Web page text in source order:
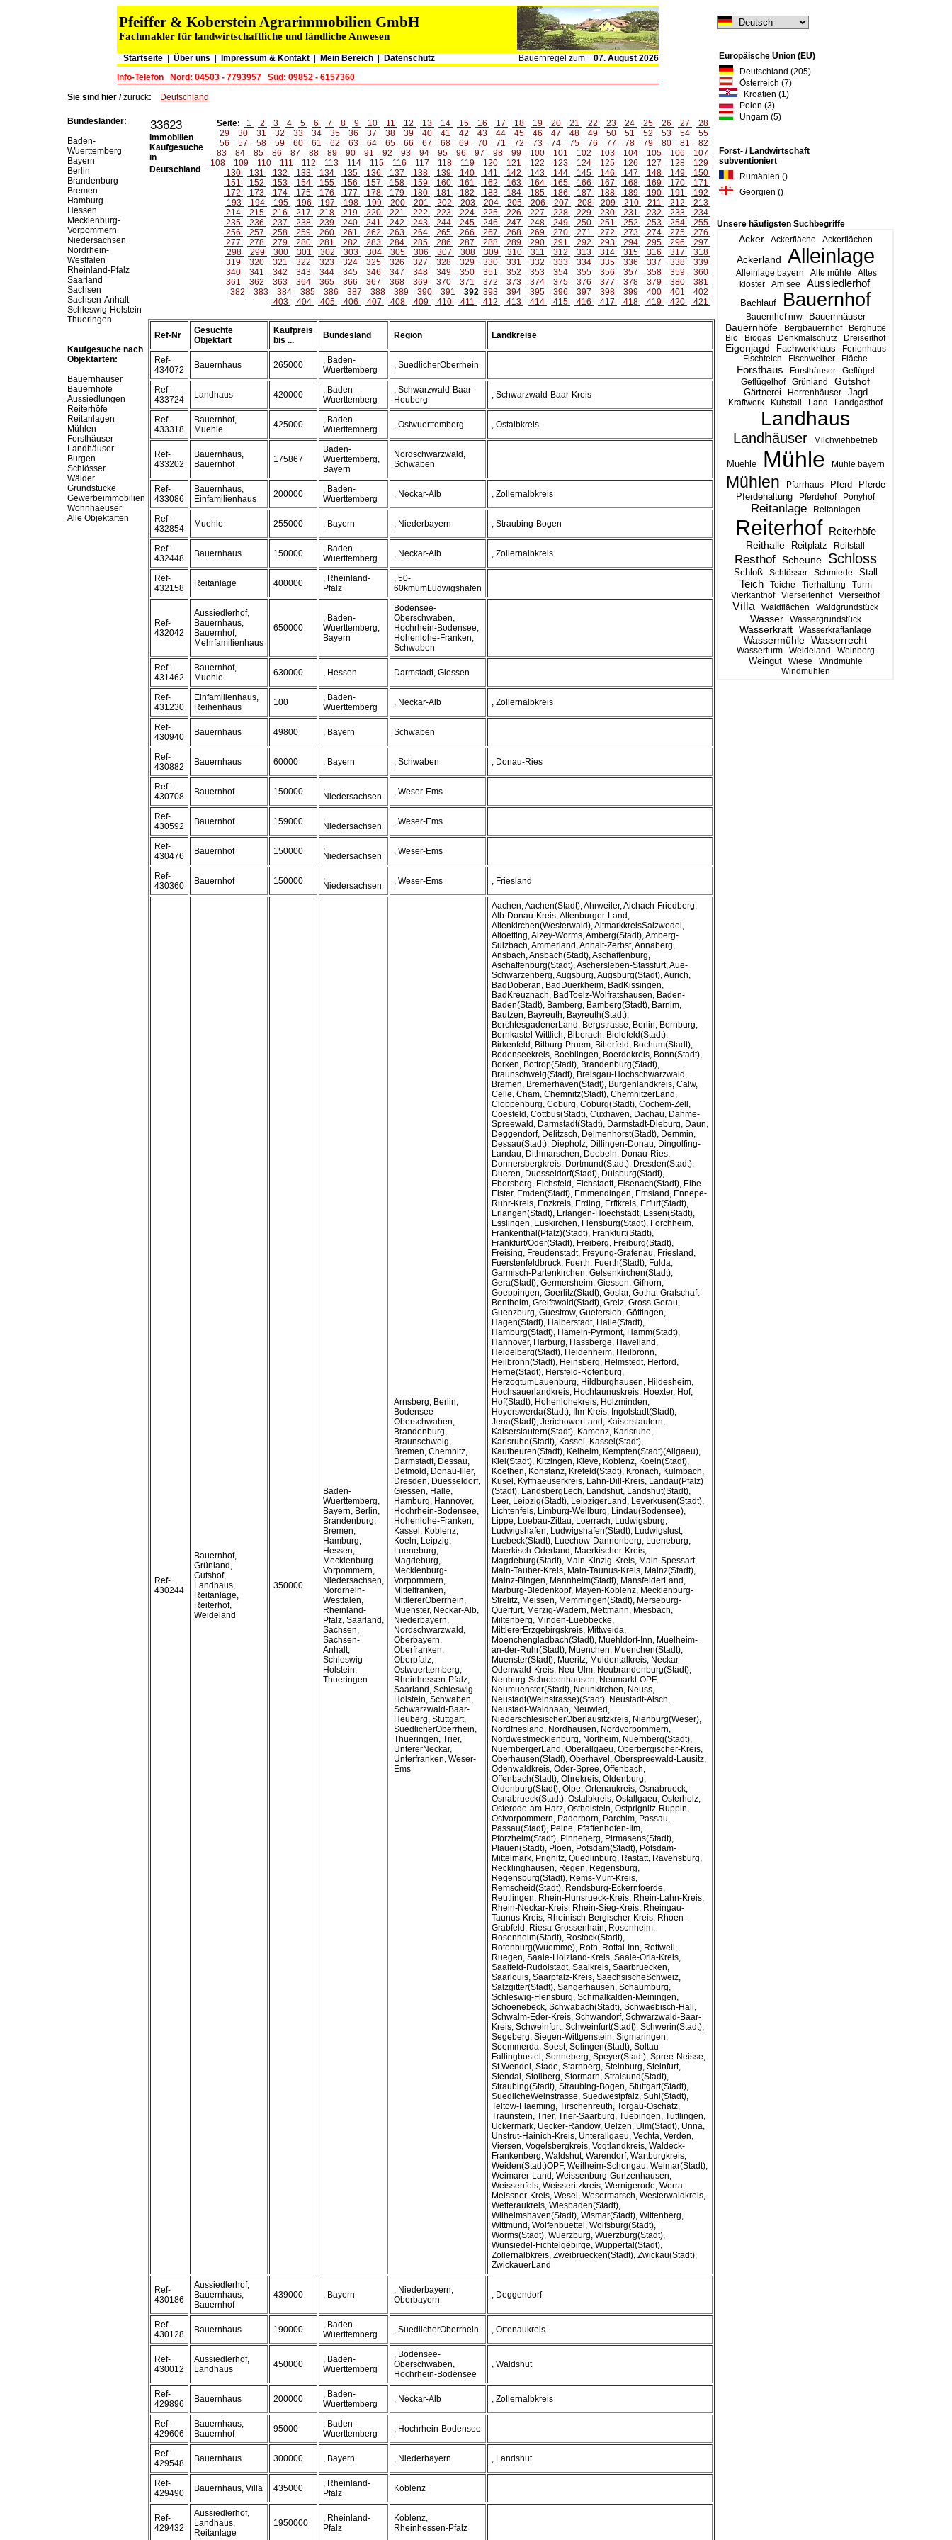
Pfeiffer & Koberstein Agrarimmobilien GmbH
Fachmakler für landwirtschaftliche und ländliche Anwesen
Startseite| Über uns Impressum & Kontakt| Mein Bereich Datenschutz Bauernregel zum
07. August 2026
Info-Telefon
Nord: 04503 - 7793957 Süd: 09852 - 6157360
Europäische Union (EU)
Deutschland (205)
Österreich (7)
Kroatien (1)
Polen (3)
Ungarn (5)
Forst- / Landwirtschaft
subventioniert
Rumänien ()
Georgien ()
Unsere häufigsten Suchbegriffe
Acker Ackerfläche Ackerflächen
Ackerland Alleinlage
Alleinlage bayern Alte mühle
Altes
kloster
Am see Aussiedlerhof
Bachlauf Bauernhof
Bauernhof nrw Bauernhäuser
Bauernhöfe Bergbauernhof
Berghütte
Bio
Biogas Denkmalschutz Dreiseithof
Eigenjagd Fachwerkhaus
Ferienhaus
Fischteich
Fischweiher Fläche
Forsthaus Forsthäuser
Geflügel
Geflügelhof
Grünland
Gutshof
Gärtnerei
Herrenhäuser Jagd
Kraftwerk Kuhstall Land Landgasthof
Landhaus
Landhäuser Milchviehbetrieb
Muehle Mühle Mühle bayern
Mühlen Pfarrhaus Pferd Pferde
Pferdehaltung Pferdehof Ponyhof
Reitanlage Reitanlagen
Reiterhof Reiterhöfe
Reithalle Reitplatz Reitstall
Resthof Scheune Schloss
Schloß Schlösser Schmiede Stall
Teich Teiche Tierhaltung
Turm
Vierkanthof
Vierseitenhof Vierseithof
Villa Waldflächen Waldgrundstück
Wasser Wassergrundstück
Wasserkraft Wasserkraftanlage
Wassermühle Wasserrecht
Wasserturm Weideland Weinberg
Weingut Wiese
Windmühle
Windmühlen
Sie sind hier /zurück: Deutschland
Bundesländer:
Baden-
Wuerttemberg
Bayern
Berlin
Brandenburg
Bremen
Hamburg
Hessen
Mecklenburg-
Vorpommern
Niedersachsen
Nordrhein-
Westfalen
Rheinland-Pfalz
Saarland
Sachsen
Sachsen-Anhalt
Schleswig-Holstein
Thueringen
Kaufgesuche nach
Objektarten:
Bauernhäuser
Bauernhöfe
Aussiedlungen
Reiterhöfe
Reitanlagen
Mühlen
Forsthäuser
Landhäuser
Burgen
Schlösser
Wälder
Grundstücke
Gewerbeimmobilien
Wohnhaeuser
Alle Objektarten
33623
Immobilien
Kaufgesuche
in
Deutschland
Seite: 1 2 3 4 5 6 7 8 9 10 11 12 13 14 15 16 17 18 19 20 21 22 23 24 25 26 27
28
29
30 31 32 33 34 35 36 37 38 39 40 41 42 43 44 45 46 47 48 49 50 51 52 53 54
55
56
57 58 59 60 61 62 63 64 65 66 67 68 69 70 71 72 73 74 75 76 77 78 79 80 81
82
83
84 85 86 87 88 89 90 91 92 93 94 95 96 97 98 99 100 101 102 103 104 105 106
107
108
109 110 111 112 113 114 115 116 117 118 119 120 121 122 123 124 125 126 127 128
129
130
131 132 133 134 135 136 137 138 139 140 141 142 143 144 145 146 147 148 149
150
151
152 153 154 155 156 157 158 159 160 161 162 163 164 165 166 167 168 169 170
171
172
173 174 175 176 177 178 179 180 181 182 183 184 185 186 187 188 189 190 191
192
193
194 195 196 197 198 199 200 201 202 203 204 205 206 207 208 209 210 211 212
213
214
215 216 217 218 219 220 221 222 223 224 225 226 227 228 229 230 231 232 233
234
235
236 237 238 239 240 241 242 243 244 245 246 247 248 249 250 251 252 253 254
255
256
257 258 259 260 261 262 263 264 265 266 267 268 269 270 271 272 273 274 275
276
277
278 279 280 281 282 283 284 285 286 287 288 289 290 291 292 293 294 295 296
297
298
299 300 301 302 303 304 305 306 307 308 309 310 311 312 313 314 315 316 317
318
319
320 321 322 323 324 325 326 327 328 329 330 331 332 333 334 335 336 337 338
339
340
341 342 343 344 345 346 347 348 349 350 351 352 353 354 355 356 357 358 359
360
361
362 363 364 365 366 367 368 369 370 371 372 373 374 375 376 377 378 379 380
381
382
383 384 385 386 387 388 389 390 391 392 393 394 395 396 397 398 399 400 401
402
403
404 405 406 407 408 409 410 411 412 413 414 415 416 417 418 419 420 421
Ref-Nr
Gesuchte
Objektart
Kaufpreis
bis ...
Bundesland Region Landkreise
Ref-
434072
Bauernhaus 265000
, Baden-
Wuerttemberg
, SuedlicherOberrhein
Ref-
433724
Landhaus 420000
, Baden-
Wuerttemberg
, Schwarzwald-Baar-
Heuberg
, Schwarzwald-Baar-Kreis
Ref-
433318
Bauernhof,
Muehle
425000
, Baden-
Wuerttemberg
, Ostwuerttemberg , Ostalbkreis
Ref-
433202
Bauernhaus,
Bauernhof
175867
Baden-
Wuerttemberg,
Bayern
Nordschwarzwald,
Schwaben
Ref-
433086
Bauernhaus,
Einfamilienhaus
200000
, Baden-
Wuerttemberg
, Neckar-Alb , Zollernalbkreis
Ref-
432854
Muehle 255000 , Bayern , Niederbayern , Straubing-Bogen
Ref-
432448
Bauernhaus 150000
, Baden-
Wuerttemberg
, Neckar-Alb , Zollernalbkreis
Ref-
432158
Reitanlage 400000
, Rheinland-
Pfalz
, 50-
60kmumLudwigshafen
Ref-
432042
Aussiedlerhof,
Bauernhaus,
Bauernhof,
Mehrfamilienhaus
650000
, Baden-
Wuerttemberg,
Bayern
Bodensee-
Oberschwaben,
Hochrhein-Bodensee,
Hohenlohe-Franken,
Schwaben
Ref-
431462
Bauernhof,
Muehle
630000 , Hessen Darmstadt, Giessen
Ref-
431230
Einfamilienhaus,
Reihenhaus
100
, Baden-
Wuerttemberg
, Neckar-Alb , Zollernalbkreis
Ref-
430940
Bauernhaus 49800 , Bayern Schwaben
Ref-
430882
Bauernhaus 60000 , Bayern , Schwaben , Donau-Ries
Ref-
430708
Bauernhof 150000
,
Niedersachsen
, Weser-Ems
Ref-
430592
Bauernhof 159000
,
Niedersachsen
, Weser-Ems
Ref-
430476
Bauernhof 150000
,
Niedersachsen
, Weser-Ems
Ref-
430360
Bauernhof 150000
,
Niedersachsen
, Weser-Ems , Friesland
Ref-
430244
Bauernhof,
Grünland,
Gutshof,
Landhaus,
Reitanlage,
Reiterhof,
Weideland
350000
Baden-
Wuerttemberg,
Bayern, Berlin,
Brandenburg,
Bremen,
Hamburg,
Hessen,
Mecklenburg-
Vorpommern,
Niedersachsen,
Nordrhein-
Westfalen,
Rheinland-
Pfalz, Saarland,
Sachsen,
Sachsen-
Anhalt,
Schleswig-
Holstein,
Thueringen
Arnsberg, Berlin,
Bodensee-
Oberschwaben,
Brandenburg,
Braunschweig,
Bremen, Chemnitz,
Darmstadt, Dessau,
Detmold, Donau-Iller,
Dresden, Duesseldorf,
Giessen, Halle,
Hamburg, Hannover,
Hochrhein-Bodensee,
Hohenlohe-Franken,
Kassel, Koblenz,
Koeln, Leipzig,
Lueneburg,
Magdeburg,
Mecklenburg-
Vorpommern,
Mittelfranken,
MittlererOberrhein,
Muenster, Neckar-Alb,
Niederbayern,
Nordschwarzwald,
Oberbayern,
Oberfranken,
Oberpfalz,
Ostwuerttemberg,
Rheinhessen-Pfalz,
Saarland, Schleswig-
Holstein, Schwaben,
Schwarzwald-Baar-
Heuberg, Stuttgart,
SuedlicherOberrhein,
Thueringen, Trier,
UntererNeckar,
Unterfranken, Weser-
Ems
Aachen, Aachen(Stadt), Ahrweiler, Aichach-Friedberg,
Alb-Donau-Kreis, Altenburger-Land,
Altenkirchen(Westerwald), AltmarkkreisSalzwedel,
Altoetting, Alzey-Worms, Amberg(Stadt), Amberg-
Sulzbach, Ammerland, Anhalt-Zerbst, Annaberg,
Ansbach, Ansbach(Stadt), Aschaffenburg,
Aschaffenburg(Stadt), Aschersleben-Stassfurt, Aue-
Schwarzenberg, Augsburg, Augsburg(Stadt), Aurich,
BadDoberan, BadDuerkheim, BadKissingen,
BadKreuznach, BadToelz-Wolfratshausen, Baden-
Baden(Stadt), Bamberg, Bamberg(Stadt), Barnim,
Bautzen, Bayreuth, Bayreuth(Stadt),
BerchtesgadenerLand, Bergstrasse, Berlin, Bernburg,
Bernkastel-Wittlich, Biberach, Bielefeld(Stadt),
Birkenfeld, Bitburg-Pruem, Bitterfeld, Bochum(Stadt),
Bodenseekreis, Boeblingen, Boerdekreis, Bonn(Stadt),
Borken, Bottrop(Stadt), Brandenburg(Stadt),
Braunschweig(Stadt), Breisgau-Hochschwarzwald,
Bremen, Bremerhaven(Stadt), Burgenlandkreis, Calw,
Celle, Cham, Chemnitz(Stadt), ChemnitzerLand,
Cloppenburg, Coburg, Coburg(Stadt), Cochem-Zell,
Coesfeld, Cottbus(Stadt), Cuxhaven, Dachau, Dahme-
Spreewald, Darmstadt(Stadt), Darmstadt-Dieburg, Daun,
Deggendorf, Delitzsch, Delmenhorst(Stadt), Demmin,
Dessau(Stadt), Diepholz, Dillingen-Donau, Dingolfing-
Landau, Dithmarschen, Doebeln, Donau-Ries,
Donnersbergkreis, Dortmund(Stadt), Dresden(Stadt),
Dueren, Duesseldorf(Stadt), Duisburg(Stadt),
Ebersberg, Eichsfeld, Eichstaett, Eisenach(Stadt), Elbe-
Elster, Emden(Stadt), Emmendingen, Emsland, Ennepe-
Ruhr-Kreis, Enzkreis, Erding, Erftkreis, Erfurt(Stadt),
Erlangen(Stadt), Erlangen-Hoechstadt, Essen(Stadt),
Esslingen, Euskirchen, Flensburg(Stadt), Forchheim,
Frankenthal(Pfalz)(Stadt), Frankfurt(Stadt),
Frankfurt/Oder(Stadt), Freiberg, Freiburg(Stadt),
Freising, Freudenstadt, Freyung-Grafenau, Friesland,
Fuerstenfeldbruck, Fuerth, Fuerth(Stadt), Fulda,
Garmisch-Partenkirchen, Gelsenkirchen(Stadt),
Gera(Stadt), Germersheim, Giessen, Gifhorn,
Goeppingen, Goerlitz(Stadt), Goslar, Gotha, Grafschaft-
Bentheim, Greifswald(Stadt), Greiz, Gross-Gerau,
Guenzburg, Guestrow, Guetersloh, Göttingen,
Hagen(Stadt), Halberstadt, Halle(Stadt),
Hamburg(Stadt), Hameln-Pyrmont, Hamm(Stadt),
Hannover, Harburg, Hassberge, Havelland,
Heidelberg(Stadt), Heidenheim, Heilbronn,
Heilbronn(Stadt), Heinsberg, Helmstedt, Herford,
Herne(Stadt), Hersfeld-Rotenburg,
HerzogtumLauenburg, Hildburghausen, Hildesheim,
Hochsauerlandkreis, Hochtaunuskreis, Hoexter, Hof,
Hof(Stadt), Hohenlohekreis, Holzminden,
Hoyerswerda(Stadt), Ilm-Kreis, Ingolstadt(Stadt),
Jena(Stadt), JerichowerLand, Kaiserslautern,
Kaiserslautern(Stadt), Kamenz, Karlsruhe,
Karlsruhe(Stadt), Kassel, Kassel(Stadt),
Kaufbeuren(Stadt), Kelheim, Kempten(Stadt)(Allgaeu),
Kiel(Stadt), Kitzingen, Kleve, Koblenz, Koeln(Stadt),
Koethen, Konstanz, Krefeld(Stadt), Kronach, Kulmbach,
Kusel, Kyffhaeuserkreis, Lahn-Dill-Kreis, Landau(Pfalz)
(Stadt), LandsbergLech, Landshut, Landshut(Stadt),
Leer, Leipzig(Stadt), LeipzigerLand, Leverkusen(Stadt),
Lichtenfels, Limburg-Weilburg, Lindau(Bodensee),
Lippe, Loebau-Zittau, Loerrach, Ludwigsburg,
Ludwigshafen, Ludwigshafen(Stadt), Ludwigslust,
Luebeck(Stadt), Luechow-Dannenberg, Lueneburg,
Maerkisch-Oderland, Maerkischer-Kreis,
Magdeburg(Stadt), Main-Kinzig-Kreis, Main-Spessart,
Main-Tauber-Kreis, Main-Taunus-Kreis, Mainz(Stadt),
Mainz-Bingen, Mannheim(Stadt), MansfelderLand,
Marburg-Biedenkopf, Mayen-Koblenz, Mecklenburg-
Strelitz, Meissen, Memmingen(Stadt), Merseburg-
Querfurt, Merzig-Wadern, Mettmann, Miesbach,
Miltenberg, Minden-Luebbecke,
MittlererErzgebirgskreis, Mittweida,
Moenchengladbach(Stadt), Muehldorf-Inn, Muelheim-
an-der-Ruhr(Stadt), Muenchen, Muenchen(Stadt),
Muenster(Stadt), Mueritz, Muldentalkreis, Neckar-
Odenwald-Kreis, Neu-Ulm, Neubrandenburg(Stadt),
Neuburg-Schrobenhausen, Neumarkt-OPF,
Neumuenster(Stadt), Neunkirchen, Neuss,
Neustadt(Weinstrasse)(Stadt), Neustadt-Aisch,
Neustadt-Waldnaab, Neuwied,
NiederschlesischerOberlausitzkreis, Nienburg(Weser),
Nordfriesland, Nordhausen, Nordvorpommern,
Nordwestmecklenburg, Northeim, Nuernberg(Stadt),
NuernbergerLand, Oberallgaeu, Oberbergischer-Kreis,
Oberhausen(Stadt), Oberhavel, Oberspreewald-Lausitz,
Odenwaldkreis, Oder-Spree, Offenbach,
Offenbach(Stadt), Ohrekreis, Oldenburg,
Oldenburg(Stadt), Olpe, Ortenaukreis, Osnabrueck,
Osnabrueck(Stadt), Ostalbkreis, Ostallgaeu, Osterholz,
Osterode-am-Harz, Ostholstein, Ostprignitz-Ruppin,
Ostvorpommern, Paderborn, Parchim, Passau,
Passau(Stadt), Peine, Pfaffenhofen-Ilm,
Pforzheim(Stadt), Pinneberg, Pirmasens(Stadt),
Plauen(Stadt), Ploen, Potsdam(Stadt), Potsdam-
Mittelmark, Prignitz, Quedlinburg, Rastatt, Ravensburg,
Recklinghausen, Regen, Regensburg,
Regensburg(Stadt), Rems-Murr-Kreis,
Remscheid(Stadt), Rendsburg-Eckernfoerde,
Reutlingen, Rhein-Hunsrueck-Kreis, Rhein-Lahn-Kreis,
Rhein-Neckar-Kreis, Rhein-Sieg-Kreis, Rheingau-
Taunus-Kreis, Rheinisch-Bergischer-Kreis, Rhoen-
Grabfeld, Riesa-Grossenhain, Rosenheim,
Rosenheim(Stadt), Rostock(Stadt),
Rotenburg(Wuemme), Roth, Rottal-Inn, Rottweil,
Ruegen, Saale-Holzland-Kreis, Saale-Orla-Kreis,
Saalfeld-Rudolstadt, Saalkreis, Saarbruecken,
Saarlouis, Saarpfalz-Kreis, SaechsischeSchweiz,
Salzgitter(Stadt), Sangerhausen, Schaumburg,
Schleswig-Flensburg, Schmalkalden-Meiningen,
Schoenebeck, Schwabach(Stadt), Schwaebisch-Hall,
Schwalm-Eder-Kreis, Schwandorf, Schwarzwald-Baar-
Kreis, Schweinfurt, Schweinfurt(Stadt), Schwerin(Stadt),
Segeberg, Siegen-Wittgenstein, Sigmaringen,
Soemmerda, Soest, Solingen(Stadt), Soltau-
Fallingbostel, Sonneberg, Speyer(Stadt), Spree-Neisse,
St.Wendel, Stade, Starnberg, Steinburg, Steinfurt,
Stendal, Stollberg, Stormarn, Stralsund(Stadt),
Straubing(Stadt), Straubing-Bogen, Stuttgart(Stadt),
SuedlicheWeinstrasse, Suedwestpfalz, Suhl(Stadt),
Teltow-Flaeming, Tirschenreuth, Torgau-Oschatz,
Traunstein, Trier, Trier-Saarburg, Tuebingen, Tuttlingen,
Uckermark, Uecker-Randow, Uelzen, Ulm(Stadt), Unna,
Unstrut-Hainich-Kreis, Unterallgaeu, Vechta, Verden,
Viersen, Vogelsbergkreis, Vogtlandkreis, Waldeck-
Frankenberg, Waldshut, Warendorf, Wartburgkreis,
Weiden(Stadt)OPF, Weilheim-Schongau, Weimar(Stadt),
Weimarer-Land, Weissenburg-Gunzenhausen,
Weissenfels, Weisseritzkreis, Wernigerode, Werra-
Meissner-Kreis, Wesel, Wesermarsch, Westerwaldkreis,
Wetteraukreis, Wiesbaden(Stadt),
Wilhelmshaven(Stadt), Wismar(Stadt), Wittenberg,
Wittmund, Wolfenbuettel, Wolfsburg(Stadt),
Worms(Stadt), Wuerzburg, Wuerzburg(Stadt),
Wunsiedel-Fichtelgebirge, Wuppertal(Stadt),
Zollernalbkreis, Zweibruecken(Stadt), Zwickau(Stadt),
ZwickauerLand
Ref-
430186
Aussiedlerhof,
Bauernhaus,
Bauernhof
439000 , Bayern
, Niederbayern,
Oberbayern
, Deggendorf
Ref-
430128
Bauernhaus 190000
, Baden-
Wuerttemberg
, SuedlicherOberrhein , Ortenaukreis
Ref-
430012
Aussiedlerhof,
Landhaus
450000
, Baden-
Wuerttemberg
, Bodensee-
Oberschwaben,
Hochrhein-Bodensee
, Waldshut
Ref-
429896
Bauernhaus 200000
, Baden-
Wuerttemberg
, Neckar-Alb , Zollernalbkreis
Ref-
429606
Bauernhaus,
Bauernhof
95000
, Baden-
Wuerttemberg
, Hochrhein-Bodensee
Ref-
429548
Bauernhaus 300000 , Bayern , Niederbayern , Landshut
Ref-
429490
Bauernhaus, Villa 435000
, Rheinland-
Pfalz
Koblenz
Ref-
429432
Aussiedlerhof,
Landhaus,
Reitanlage
1950000
, Rheinland-
Pfalz
Koblenz,
Rheinhessen-Pfalz